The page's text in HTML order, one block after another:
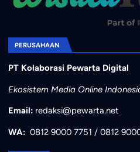
PERUSAHAAN
PT Kolaborasi Pewarta Digital
Ekosistem Media Online
Email: redaksi@pewarta.net
WA: 0812 9000 7751 / 0812